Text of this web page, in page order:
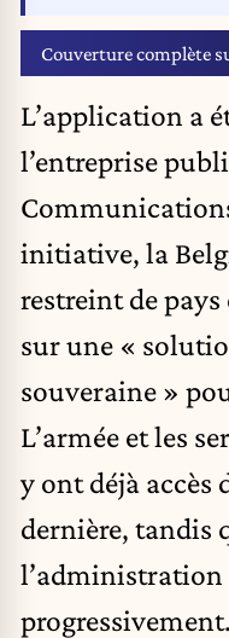
Couverture complète
L’application a
l’entreprise
initiative, la
restreint de
sur une «
souveraine »
L’armée et les
y ont déjà accès
dernière, tandis
progressivement.